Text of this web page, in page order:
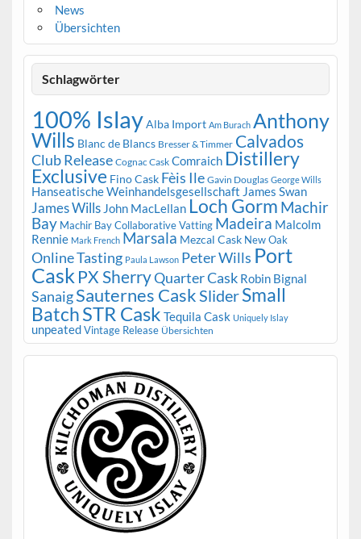
News
Übersichten
Schlagwörter
100% IslayAlba Import Am Burach Anthony
Wills Blanc de Blancs Bresser & Timmer Calvados
Club Release Cognac Cask Comraich Distillery
Exclusive Fino Cask Fèis Ile Gavin Douglas George Wills
Hanseatische Weinhandelsgesellschaft James Swan
James Wills John MacLellan Loch Gorm Machir
Bay Machir Bay Collaborative Vatting Madeira Malcolm
Rennie Mark French Marsala Mezcal Cask New Oak
Online Tasting Paula Lawson Peter Wills Port
Cask PX SherryQuarter Cask Robin Bignal
SanaigSauternes CaskSliderSmall
BatchSTR Cask Tequila Cask Uniquely Islay
unpeatedVintage Release Übersichten